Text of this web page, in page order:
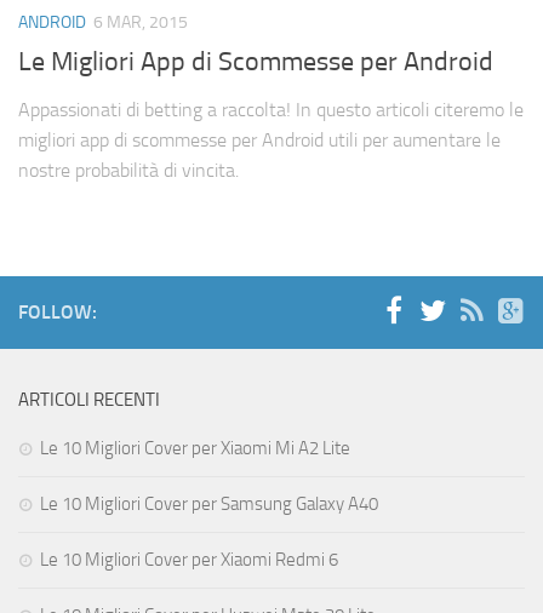
Cerca
ANDROID 6 MAR, 2015
Le Migliori App di Scommesse per Android
Appassionati di betting a raccolta! In questo articoli citeremo le
migliori app di scommesse per Android utili per aumentare le
nostre probabilità di vincita.
FOLLOW:
ARTICOLI RECENTI
Le 10 Migliori Cover per Xiaomi Mi A2 Lite
Le 10 Migliori Cover per Samsung Galaxy A40
Le 10 Migliori Cover per Xiaomi Redmi 6